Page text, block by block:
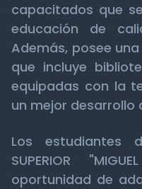
capacitados que
educación de
Además, posee
que incluye
equipadas con la
un mejor desarrollo
Los estudiantes
SUPERIOR
oportunidad de